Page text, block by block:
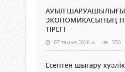
АУЫЛ ШАРУАШЫЛЫҒЫ
ЭКОНОМИКАСЫНЫҢ
ТІРЕГІ
07 тамыз 2026 ж. 550
Есептен шығару